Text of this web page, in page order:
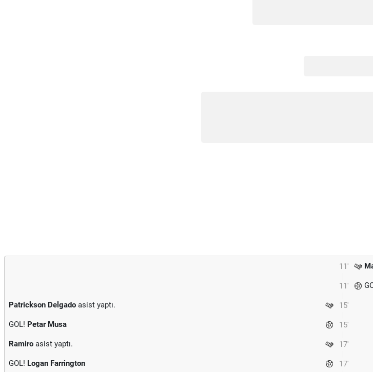
11'
11'
15'
Patrickson Delgado asist yaptı.
15'
GOL! Petar Musa
17'
Ramiro asist yaptı.
17'
GOL! Logan Farrington